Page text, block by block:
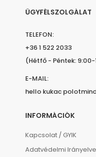
ÜGYFÉLSZOLGÁLAT
TELEFON:
+36 1 522 2033
(Hétfő - Péntek: 9:00-
E-MAIL:
hello kukac
INFORMÁCIÓK
Kapcsolat / GYIK
Adatvédelmi